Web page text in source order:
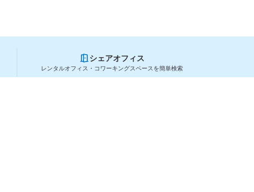
シェアオフィス
レンタルオフィス・コワーキングスペースを簡単検索